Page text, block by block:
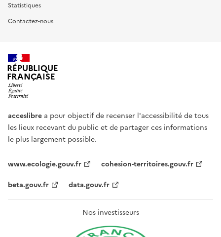
Statistiques
Contactez-nous
RÉPUBLIQUE
FRANÇAISE
acceslibre a pour objectif de recenser l'accessibilité de tous
les lieux recevant du public et de partager ces informations
le plus largement possible.
www.ecologie.gouv.fr
cohesion-territoires.gouv.fr
beta.gouv.fr
data.gouv.fr
Nos investisseurs